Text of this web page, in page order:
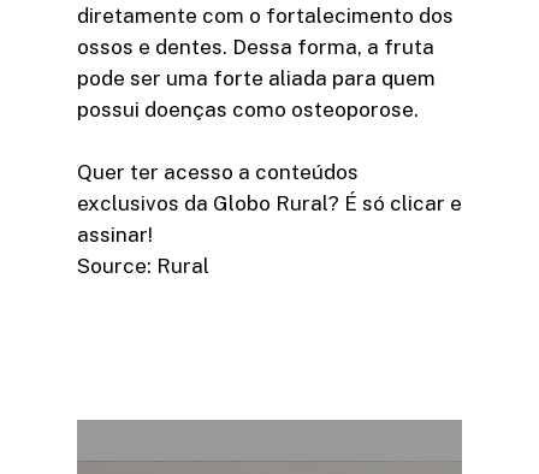
diretamente com o fortalecimento dos
ossos e dentes. Dessa forma, a fruta
pode ser uma forte aliada para quem
possui doenças como osteoporose.
Quer ter acesso a conteúdos
exclusivos da Globo Rural? É só clicar e
assinar!​
Source: Rural